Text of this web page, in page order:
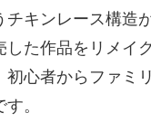
チキンレース構造
した作品をリメイ
初心者からファミ
。